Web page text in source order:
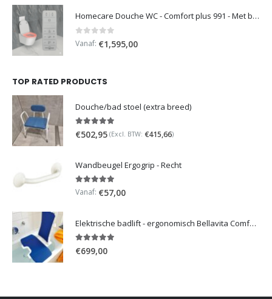
Homecare Douche WC - Comfort plus 991 - Met brilverwarming
0 out of 5
Vanaf: €1,595,00
TOP RATED PRODUCTS
Douche/bad stoel (extra breed)
5.00out of 5
€502,95 (Excl. BTW: €415,66)
Wandbeugel Ergogrip - Recht
5.00out of 5
Vanaf: €57,00
Elektrische badlift - ergonomisch Bellavita Comfort 2G
5.00out of 5
€699,00